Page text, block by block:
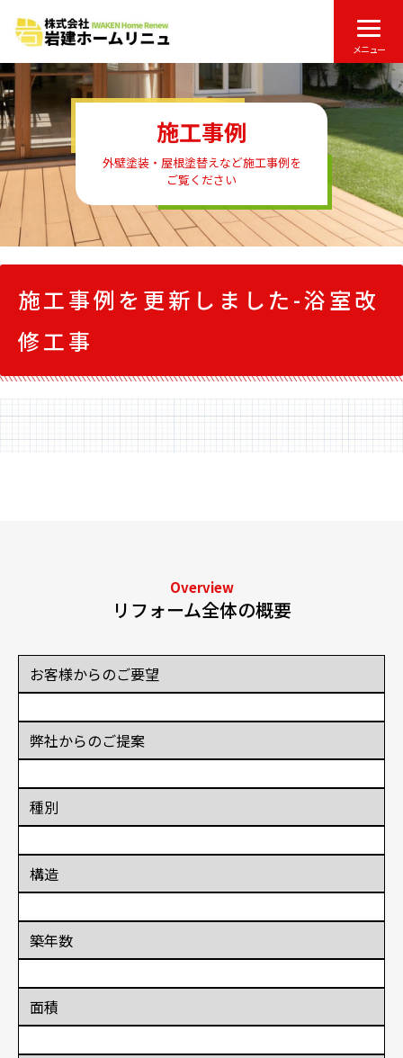
メニュー
施工事例
外壁塗装・屋根塗替えなど施工事例を
ご覧ください
施工事例を更新しました-浴室改
修工事
Overview
リフォーム全体の概要
お客様からのご要望
弊社からのご提案
種別
構造
築年数
面積